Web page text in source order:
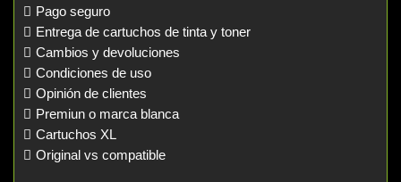
Pago seguro
Entrega de cartuchos de tinta y toner
Cambios y devoluciones
Condiciones de uso
Opinión de clientes
Premiun o marca blanca
Cartuchos XL
Original vs compatible